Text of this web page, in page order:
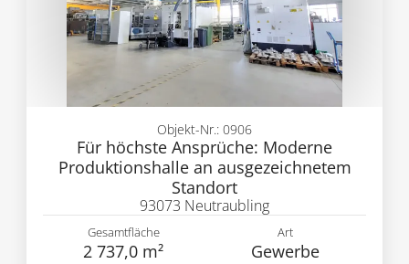
Für höchste Ansprüche: Moderne
Produktionshalle an ausgezeichnetem
Standort
Objekt-Nr.: 0906
93073 Neutraubling
Gesamtfläche
2 737,0 m²
Art
Gewerbe